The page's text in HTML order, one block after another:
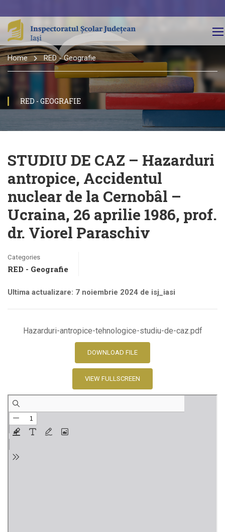
Home RED - Geografie
RED - GEOGRAFIE
STUDIU DE CAZ – Hazarduri
antropice, Accidentul
nuclear de la Cernobâl –
Ucraina, 26 aprilie 1986, prof.
dr. Viorel Paraschiv
Categories
RED - Geografie
Ultima actualizare: 7 noiembrie 2024 de isj_iasi
Hazarduri-antropice-tehnologice-studiu-de-caz.pdf
DOWNLOAD FILE
VIEW FULLSCREEN